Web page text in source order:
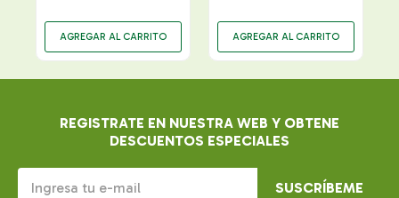
REGISTRATE EN NUESTRA WEB Y OBTENE
DESCUENTOS ESPECIALES
SUSCRÍBEME